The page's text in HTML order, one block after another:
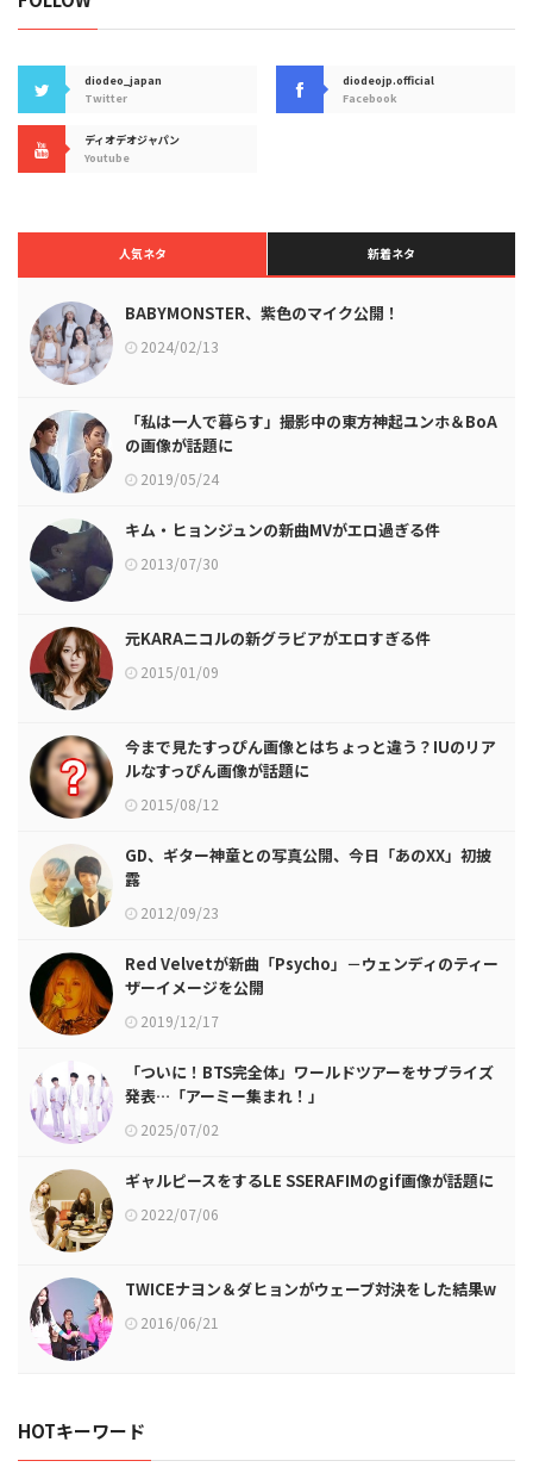
diodeo_japan
Twitter
diodeojp.official
Facebook
ディオデオジャパン
Youtube
人気ネタ 新着ネタ
BABYMONSTER、紫色のマイク公開！
2024/02/13
「私は一人で暮らす」撮影中の東方神起ユンホ＆BoA
の画像が話題に
2019/05/24
キム・ヒョンジュンの新曲MVがエロ過ぎる件
2013/07/30
元KARAニコルの新グラビアがエロすぎる件
2015/01/09
今まで見たすっぴん画像とはちょっと違う？IUのリア
ルなすっぴん画像が話題に
2015/08/12
GD、ギター神童との写真公開、今日「あのXX」初披
露
2012/09/23
Red Velvetが新曲「Psycho」－ウェンディのティー
ザーイメージを公開
2019/12/17
「ついに！BTS完全体」ワールドツアーをサプライズ
発表…「アーミー集まれ！」
2025/07/02
ギャルピースをするLE SSERAFIMのgif画像が話題に
2022/07/06
TWICEナヨン＆ダヒョンがウェーブ対決をした結果w
2016/06/21
HOTキーワード